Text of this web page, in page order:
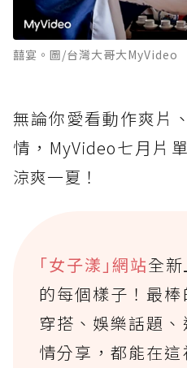
囍宴。圖/台灣大哥大MyVideo
無論你愛看動作爽片
情，MyVideo七月片
涼爽一夏！
｢女子漾｣網站全
的每個樣子！最
穿搭、娛樂話題
情分享，都能在